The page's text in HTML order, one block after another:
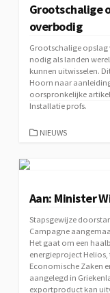
Grootschalige
overbodig
Grootschalige opslag
nodig als landen
kunnen uitwisselen.
Hoorn naar
oorspronkelijke
Installatie profs.
CATEGORIEËN
NIEUWS
Aan: Minister
Stapsgewijze
Campagne
Het gaat om een
energieproject
Economische Zaken
aangelegd in
exportproduct kan